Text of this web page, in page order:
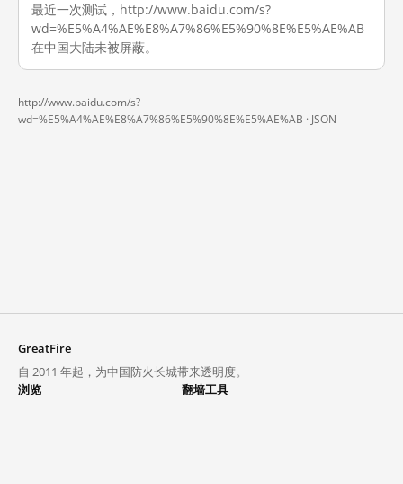
最近一次测试，http://www.baidu.com/s?
wd=%E5%A4%AE%E8%A7%86%E5%90%8E%E5%AE%AB
在中国大陆未被屏蔽。
http://www.baidu.com/s?
wd=%E5%A4%AE%E8%A7%86%E5%90%8E%E5%AE%AB · JSON
GreatFire
自 2011 年起，为中国防火长城带来透明度。
浏览
翻墙工具